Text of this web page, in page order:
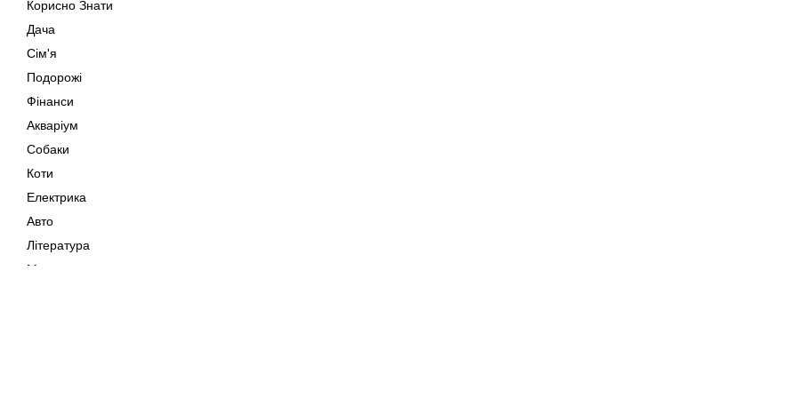
Корисно Знати
Дача
Сім'я
Подорожі
Фінанси
Акваріум
Собаки
Коти
Електрика
Авто
Література
Музика